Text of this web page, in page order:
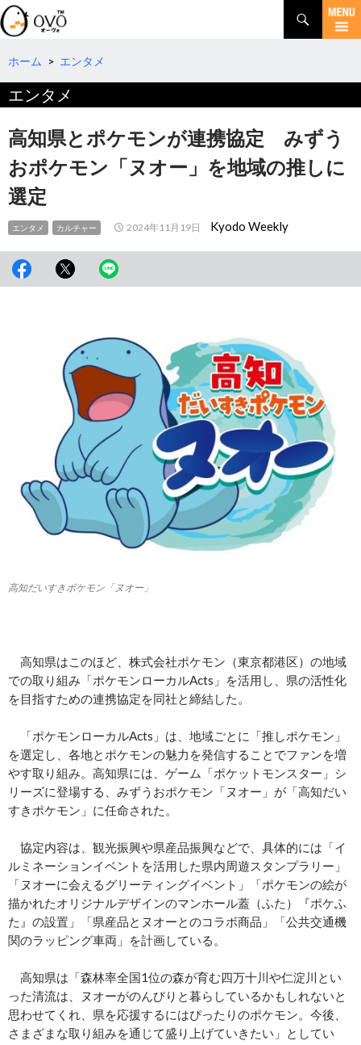
検
索
コ
テ
へ
移
動
ホーム > エンタメ
エンタメ
高知県とポケモンが連携協定 みずう
おポケモン「ヌオー」を地域の推しに
選定
エンタメ カルチャー 2024年11月19日 Kyodo Weekly
高知だいすきポケモン「ヌオー」
高知県はこのほど、株式会社ポケモン（東京都港区）の地域
での取り組み「ポケモンローカルActs」を活用し、県の活性化
を目指すための連携協定を同社と締結した。
「ポケモンローカルActs」は、地域ごとに「推しポケモン」
を選定し、各地とポケモンの魅力を発信することでファンを増
やす取り組み。高知県には、ゲーム「ポケットモンスター」シ
リーズに登場する、みずうおポケモン「ヌオー」が「高知だい
すきポケモン」に任命された。
協定内容は、観光振興や県産品振興などで、具体的には「イ
ルミネーションイベントを活用した県内周遊スタンプラリー」
「ヌオーに会えるグリーティングイベント」「ポケモンの絵が
描かれたオリジナルデザインのマンホール蓋（ふた）『ポケふ
た』の設置」「県産品とヌオーとのコラボ商品」「公共交通機
関のラッピング車両」を計画している。
高知県は「森林率全国1位の森が育む四万十川や仁淀川とい
った清流は、ヌオーがのんびりと暮らしているかもしれないと
思わせてくれ、県を応援するにはぴったりのポケモン。今後、
さまざまな取り組みを通じて盛り上げていきたい」としてい